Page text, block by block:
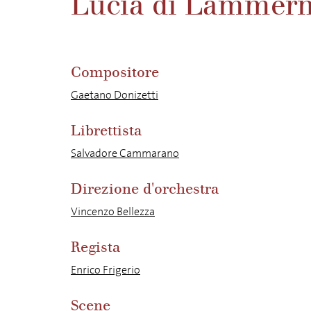
Compositore
Gaetano Donizetti
Librettista
Salvadore Cammarano
Direzione d'orchestra
Vincenzo Bellezza
Regista
Enrico Frigerio
Scene